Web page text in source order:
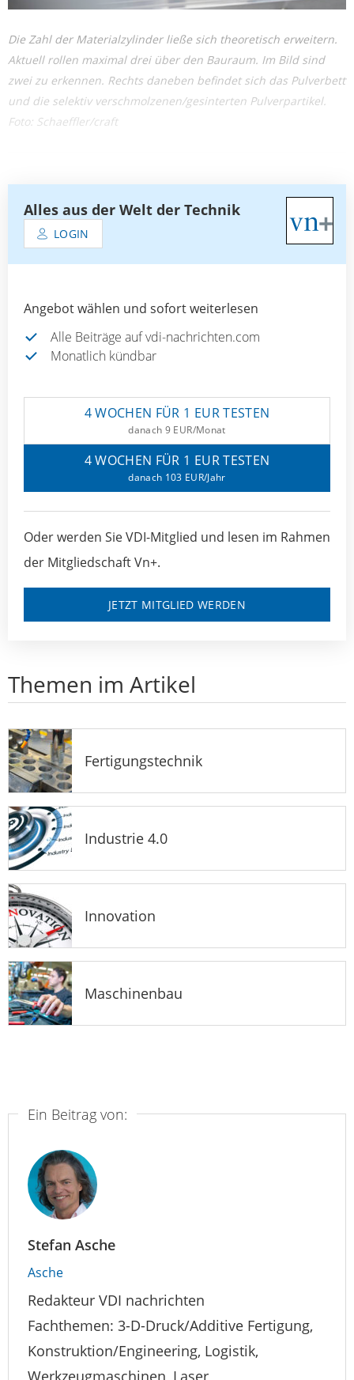
Die Zahl der Materialzylinder ließe sich theoretisch erweitern.
Aktuell rollen maximal drei über den Bauraum. Im Bild sind
zwei zu erkennen. Rechts daneben befindet sich das Pulverbett
und die selektiv verschmolzenen/gesinterten Pulverpartikel.
Foto: Schaeffler/craft
Alles aus der Welt der Technik
LOGIN
Angebot wählen und sofort weiterlesen
Alle Beiträge auf vdi-nachrichten.com
Monatlich kündbar
4 WOCHEN FÜR 1 EUR TESTEN
danach 9 EUR/Monat
4 WOCHEN FÜR 1 EUR TESTEN
danach 103 EUR/Jahr
Oder werden Sie VDI-Mitglied und lesen im Rahmen
der Mitgliedschaft Vn+.
JETZT MITGLIED WERDEN
Themen im Artikel
Fertigungstechnik
Industrie 4.0
Innovation
Maschinenbau
Ein Beitrag von:
Stefan Asche
Asche
Redakteur VDI nachrichten
Fachthemen: 3-D-Druck/Additive Fertigung,
Konstruktion/Engineering, Logistik,
Werkzeugmaschinen, Laser